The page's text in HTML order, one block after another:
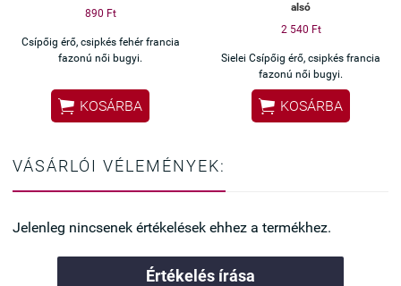
890 Ft
Csípőig érő, csipkés fehér francia
fazonú női bugyi.
 KOSÁRBA
alsó
2 540 Ft
Sielei Csípőig érő, csipkés francia
fazonú női bugyi.
 KOSÁRBA
VÁSÁRLÓI VÉLEMÉNYEK:
Jelenleg nincsenek értékelések ehhez a termékhez.
Értékelés írása